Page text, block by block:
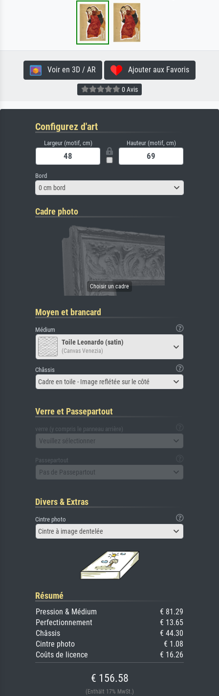
Voir en 3D / AR Ajouter aux Favoris
0 Avis
Configurez d'art
Largeur (motif, cm) Hauteur (motif, cm)
Bord
0 cm bord
Cadre photo
Moyen et brancard
Médium
Toile Leonardo (satin)
(Canvas Venezia)
Châssis
Cadre en toile - Image reflétée sur le côté
Verre et Passepartout
verre (y compris le panneau arrière)
Veuillez sélectionner
Passepartout
Pas de Passepartout
Divers & Extras
Cintre photo
Cintre à image dentelée
Résumé
Pression & Médium
€ 81.29
Perfectionnement
€ 13.65
Châssis
€ 44.30
Cintre photo
€ 1.08
Coûts de licence
€ 16.26
€ 156.58
(Enthält 17% MwSt.)